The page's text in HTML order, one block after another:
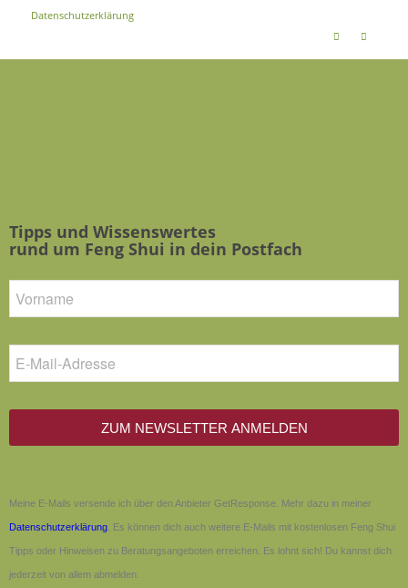
Datenschutzerklärung
Tipps und Wissenswertes
rund um Feng Shui in dein Postfach
ZUM NEWSLETTER ANMELDEN
Meine E-Mails versende ich über den Anbieter GetResponse. Mehr dazu in meiner
Datenschutzerklärung . Es können dich auch weitere E-Mails mit kostenlosen Feng Shui
Tipps oder Hinweisen zu Beratungsangeboten erreichen. Es lohnt sich! Du kannst dich
jederzeit von allem abmelden.